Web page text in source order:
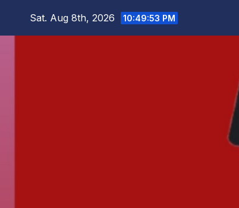
Sat. Aug 8th, 2026 10:49:53 PM